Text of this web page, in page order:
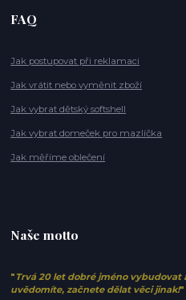
FAQ
Jak postupovat při reklamaci
Jak vrátit nebo vyměnit zboží
Jak vybrat dětský softshell
Jak vybrat domeček pro mazlíčka
Jak měříme oblečení
Naše motto
" Trvá 20 let dobré jméno vybudovat
uvědomíte, začnete dělat věci jinak!"